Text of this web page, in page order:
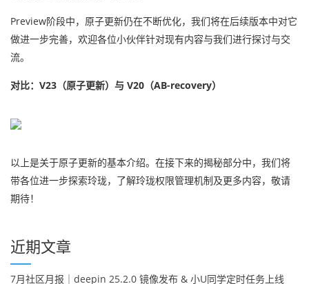
Preview阶段中，原子更新仍在不断优化，我们将在后续版本中对它
做进一步完善，欢迎各位小伙伴针对现有内容与我们进行探讨与交
流。
对比：V23（原子更新）与 V20（AB-recovery）
以上是关于原子更新的基本介绍。在接下来的揭秘部分中，我们将
带各位进一步探索玲珑，了解玲珑权限管理机制及更多内容，敬请
期待！
近期文章
7月社区月报｜deepin 25.2.0 镜像发布 & 小U同学定时任务上线